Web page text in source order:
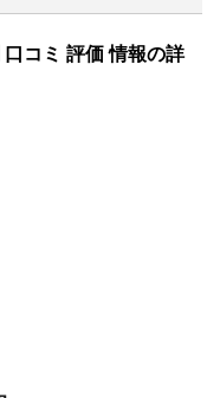
コミ 評価 情報の詳